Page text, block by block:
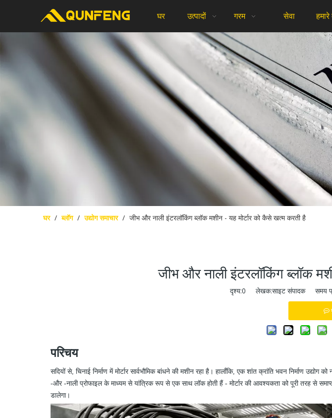
घर उत्पादों गरम सेवा हमारे
घर / ब्लॉग / उद्योग समाचार / जीभ और नाली इंटरलॉकिंग ब्लॉक मशीन - यह मोर्टार को कैसे खत्म करती है
जीभ और नाली इंटरलॉकिंग ब्लॉक
दृश्य:0 लेखक:साइट संपादक समय
परिचय
सदियों से, चिनाई निर्माण में मोर्टार सार्वभौमिक बांधने की मशीन रहा है। हालाँकि, एक शांत क्रांति भवन निर्माण
-और -नाली प्रोफाइल के माध्यम से यांत्रिक रूप से एक साथ लॉक होती हैं - मोर्टार की आवश्यकता को पूरी तरह से
डालेगा।